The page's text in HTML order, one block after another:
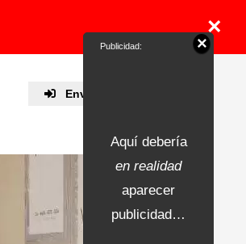
×
Enviar propiedad
Publicidad:
Aquí debería
en realidad
aparecer
publicidad…
×